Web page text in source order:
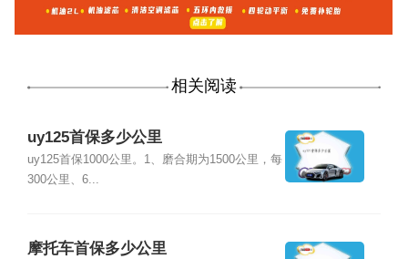
相关阅读
uy125首保多少公里
uy125首保1000公里。1、磨合期为1500公里，每
300公里、6...
摩托车首保多少公里